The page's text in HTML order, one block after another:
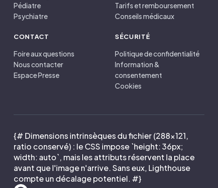
Pédiatre
Psychiatre
Tarifs et remboursement
Conseils médicaux
CONTACT
Foire aux questions
Nous contacter
Espace Presse
SÉCURITÉ
Politique de confidentialité
Information &
consentement
Cookies
{# Dimensions intrinsèques du fichier (288×121,
ratio conservé) : le CSS impose `height: 36px;
width: auto`, mais les attributs réservent la place
avant que l'image n'arrive. Sans eux, Lighthouse
compte un décalage potentiel. #}